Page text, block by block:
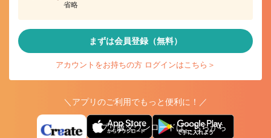
省略
まずは会員登録（無料）
アカウントをお持ちの方 ログインはこちら＞
＼アプリのご利用でもっと便利に！／
アプリ版ダウンロードはこちらから